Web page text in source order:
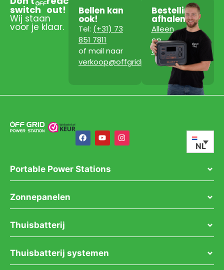
switch out!
Wij staan
voor je klaar.
Bellen kan
ook!
Tel: (+31) 73
851 7811
of mail naar
verkoop@offgridpowerstation.com
Bestelling
afhalen?
Alleen
op
afspraak!
NL
Portable Power Stations
Zonnepanelen
Thuisbatterij
Thuisbatterij systemen